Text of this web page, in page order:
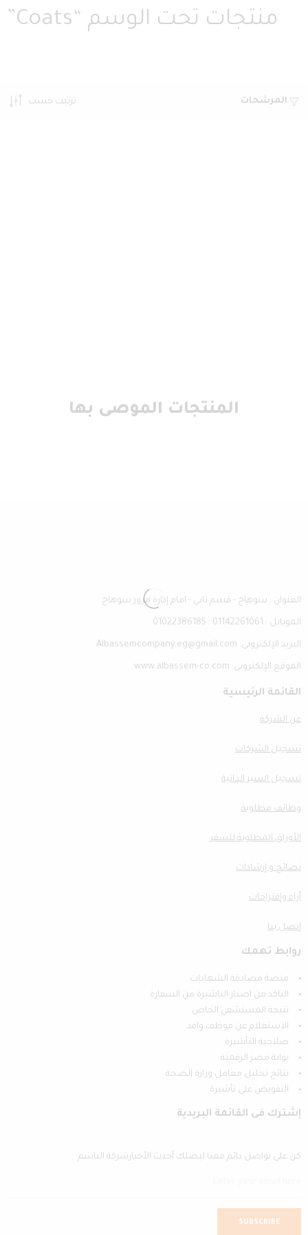
منتجات تحت الوسم “Coats”
المرشحات ترتيب حسب
المنتجات الموصى بها
العنوان : سوهاج - قسم ثاني - امام إدارة مرور سوهاج
الموبايل : 01142261061 : 01022386185
البريد الإلكترونى: Albassemcompany.eg@gmail.com
الموقع الإلكترونى: www.albassem-co.com
القائمة الرئيسية
عن الشركة
تسجيل الشركات
تسجيل السير الذاتية
وظائف مطلوبة
الأوراق المطلوبة للسفر
نصائح و إرشادات
أراء وإقتراحات
إتصل بنا
روابط تهمك
منصة مصادقة الشهادات
التاكد من اصدار التاشيرة من السفارة
نتيجة المستشفي الخاص
الاستعلام عن موظف وافد
صلاحية التأشيرة
بوابة مصر الرقمية
نتائج تحليل معامل وزارة الصحة
التفويض على تأشيرة
إشترك فى القائمة البريدية
كن على تواصل دائم معنا ليصلك أحدث الأخبارشركة الباسم